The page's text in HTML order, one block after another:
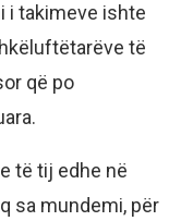
i takimeve ishte
të
që po
të tij edhe në
sa mundemi, për